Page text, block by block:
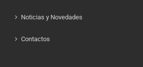
Noticias y Novedades
Contactos